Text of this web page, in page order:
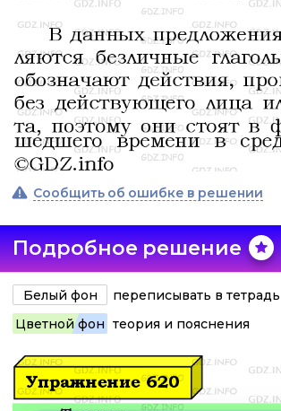
Сообщить об ошибке в решении
Подробное решение
Белый фон
переписывать в тетрадь
Цветной фон теория и пояснения